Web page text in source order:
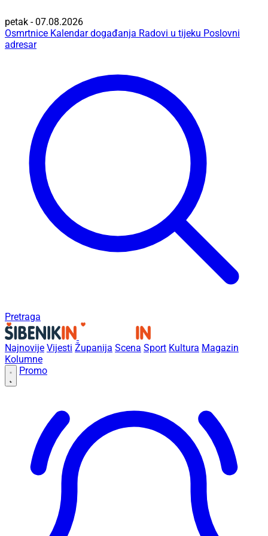
petak - 07.08.2026
Osmrtnice Kalendar događanja Radovi u tijeku Poslovni
adresar
Pretraga
Najnovije Vijesti Županija Scena Sport Kultura Magazin
Kolumne
Promo